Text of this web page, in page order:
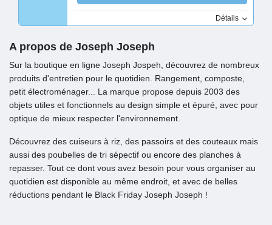
Détails
A propos de Joseph Joseph
Sur la boutique en ligne Joseph Jospeh, découvrez de nombreux
produits d'entretien pour le quotidien. Rangement, composte,
petit électroménager... La marque propose depuis 2003 des
objets utiles et fonctionnels au design simple et épuré, avec pour
optique de mieux respecter l'environnement.
Découvrez des cuiseurs à riz, des passoirs et des couteaux mais
aussi des poubelles de tri sépectif ou encore des planches à
repasser. Tout ce dont vous avez besoin pour vous organiser au
quotidien est disponible au même endroit, et avec de belles
réductions pendant le Black Friday Joseph Joseph !